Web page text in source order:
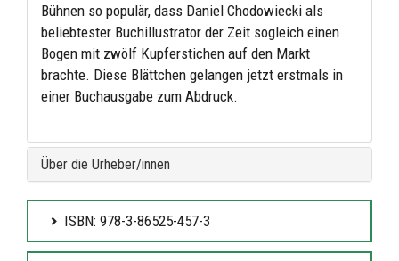
Bühnen so populär, dass Daniel Chodowiecki als
beliebtester Buchillustrator der Zeit sogleich einen
Bogen mit zwölf Kupferstichen auf den Markt
brachte. Diese Blättchen gelangen jetzt erstmals in
einer Buchausgabe zum Abdruck.
Über die Urheber/innen
ISBN: 978-3-86525-457-3